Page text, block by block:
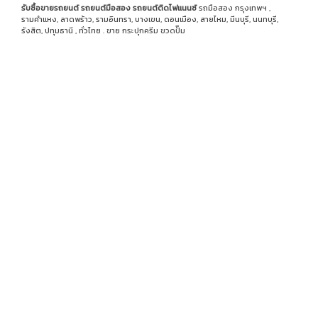
รับซื้อขายรถยนต์รถยนต์มือสองรถยนต์ติดไฟแนนซ์รถมือสอง กรุงเทพฯ ,
รามคำแหง, ลาดพร้าว, รามอินทรา, บางเขน, ดอนเมือง, สายไหม, มีนบุรี, นนทบุรี,
รังสิต, ปทุมธานี , ทั่วไทย . ขาย กระปุกครีม ขวดปั๊ม